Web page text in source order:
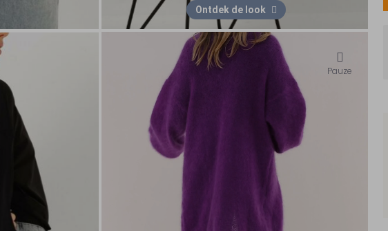
Ontdek de look
Pauze